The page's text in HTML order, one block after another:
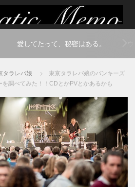
愛してたって、秘密はある。
タラレバ娘
東京タラレバ娘のバンキーズ
調べてみた！！CDとかPVとかあるかも